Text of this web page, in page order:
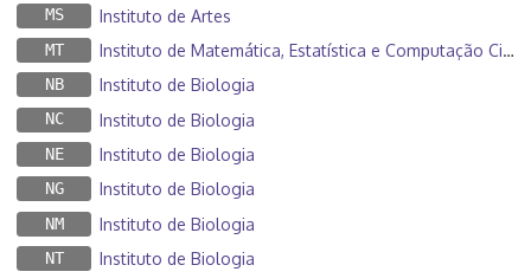
MS Instituto de Artes
MT Instituto de Matemática, Estatística e Computação Científica
NB Instituto de Biologia
NC Instituto de Biologia
NE Instituto de Biologia
NG Instituto de Biologia
NM Instituto de Biologia
NT Instituto de Biologia